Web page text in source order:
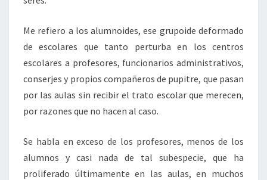
Me refiero a los alumnoides, ese grupoide deformado
de escolares que tanto perturba en los centros
escolares a profesores, funcionarios administrativos,
conserjes y propios compañeros de pupitre, que pasan
por las aulas sin recibir el trato escolar que merecen,
por razones que no hacen al caso.
Se habla en exceso de los profesores, menos de los
alumnos y casi nada de tal subespecie, que ha
proliferado últimamente en las aulas, en muchos